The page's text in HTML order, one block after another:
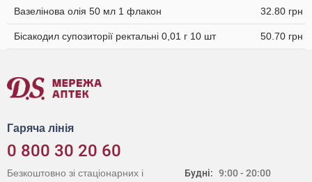
Вазелінова олія 50 мл 1 флакон 32.80 грн
Бісакодил супозиторії ректальні 0,01 г 10 шт 50.70 грн
Гаряча лінія
0 800 30 20 60
Будні: 9:00 - 20:00
Безкоштовно зі стаціонарних і